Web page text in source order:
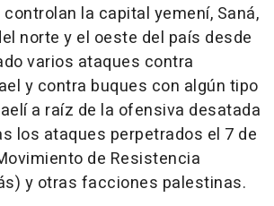
la capital yemení, Saná,
norte y el oeste del país desde
varios ataques contra
y contra buques con algún tipo
a raíz de la ofensiva desatada
los ataques perpetrados el 7 de
de Resistencia
y otras facciones palestinas.